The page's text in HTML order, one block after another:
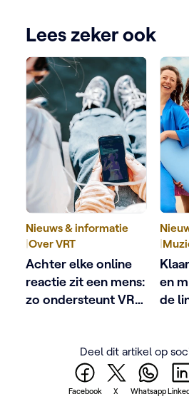
Lees zeker ook
Nieuws & informatie
|Over VRT
Achter elke online
reactie zit een mens:
zo ondersteunt VRT
|
en
de
Deel dit artikel op
Facebook X Whatsapp